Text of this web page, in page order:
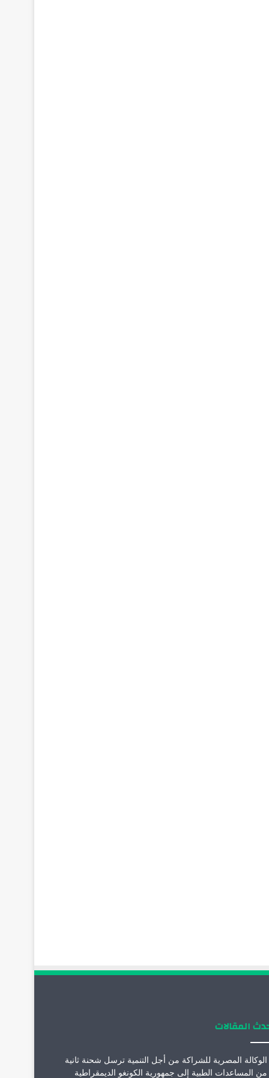
المقالات
الوكالة المصرية للشراكة من أجل التنمية ترسل شحنة ثانية
من المساعدات الطبية إلى جمهورية الكونغو الديمقراطية